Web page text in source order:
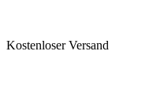
Kostenloser Versand